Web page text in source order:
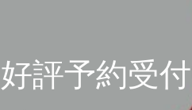
お問い合わせ
好評予約受